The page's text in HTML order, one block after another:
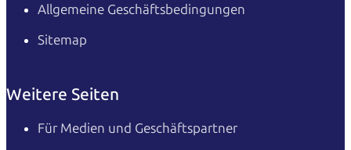
Allgemeine Geschäftsbedingungen
Sitemap
Weitere Seiten
Für Medien und Geschäftspartner